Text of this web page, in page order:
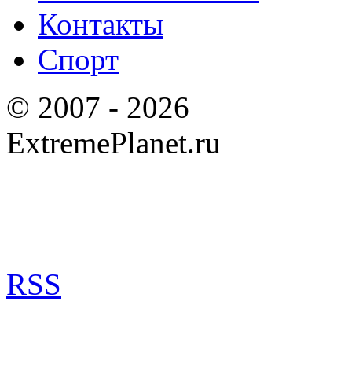
Контакты
Спорт
© 2007 - 2026
ExtremePlanet.ru
RSS